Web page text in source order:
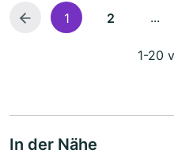
1 2 ...
1-20
In der Nähe